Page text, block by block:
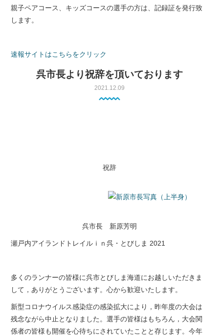
親子ペアコース、キッズコースの選手の方は、記録証を発行致
します。
速報サイトはこちらをクリック
呉市長より祝辞を頂いております
2021.12.09
祝辞
呉市長 新原芳明
瀬戸内アイランドトレイルｉｎ呉・とびしま 2021
多くのランナーの皆様に呉市とびしま海道にお越しいただきま
して，ありがとうございます。心から歓迎いたします。
新型コロナウイルス感染症の感染拡大により，昨年度の大会は
残念ながら中止となりました。選手の皆様はもちろん，大会関
係者の皆様も開催を心待ちにされていたことと存じます。今年